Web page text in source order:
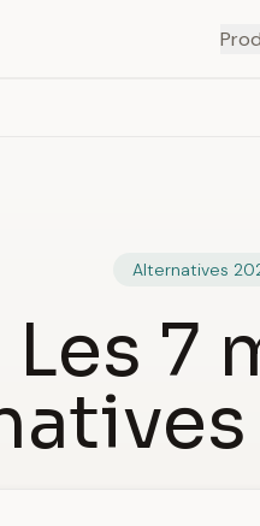
Alternatives
Les 7